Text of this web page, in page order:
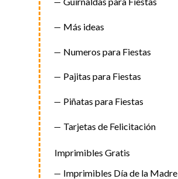
Más ideas
Numeros para Fiestas
Pajitas para Fiestas
Piñatas para Fiestas
Tarjetas de Felicitación
Imprimibles Gratis
Imprimibles Día de la Madre